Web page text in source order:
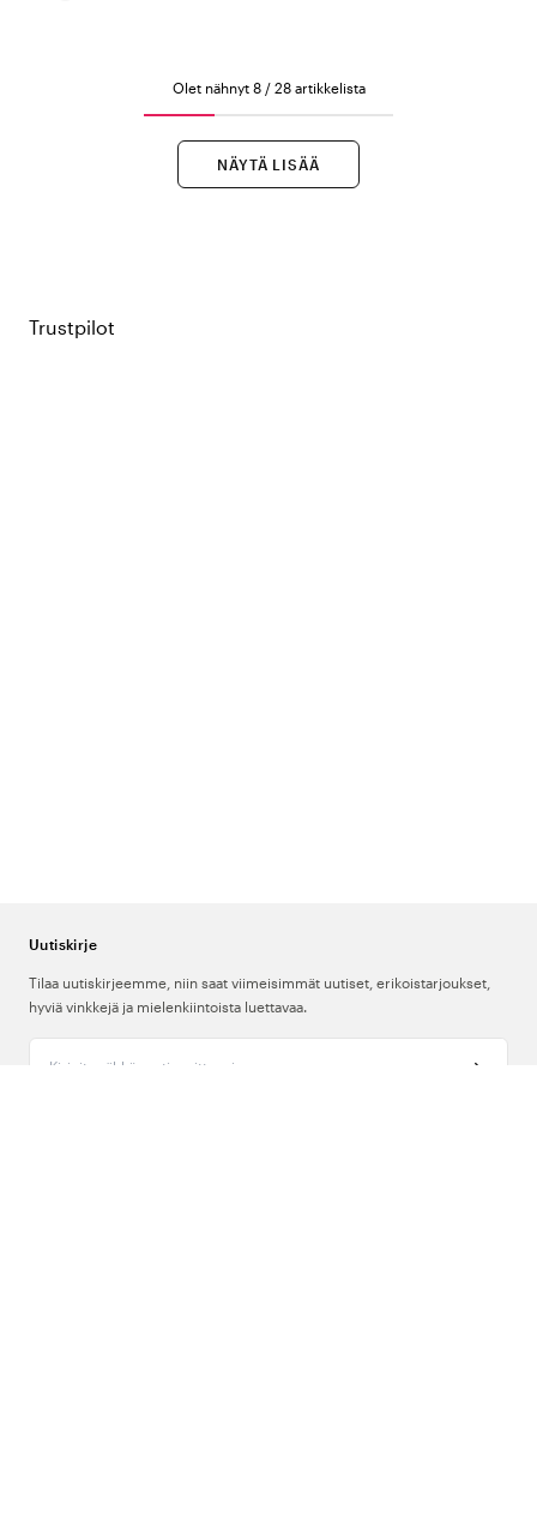
Olet nähnyt 8 / 28 artikkelista
NÄYTÄ LISÄÄ
Trustpilot
Uutiskirje
Tilaa uutiskirjeemme, niin saat viimeisimmät uutiset, erikoistarjoukset,
hyviä vinkkejä ja mielenkiintoista luettavaa.